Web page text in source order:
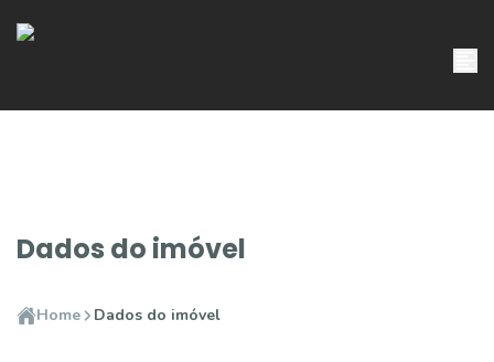
Dados do imóvel
Home Dados do imóvel